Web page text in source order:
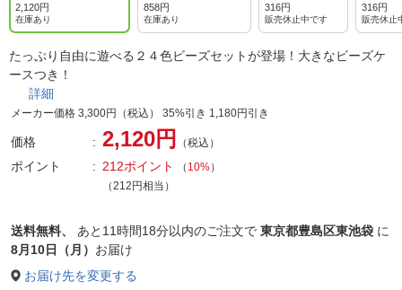
2,120円
在庫あり
858円
在庫あり
316円
販売休止中です
316円
販売休止
たっぷり自由に遊べる２４色ビーズセットが登場！大きなビーズケ
ースつき！
詳細
メーカー価格 3,300円（税込） 35%引き 1,180円引き
価格 2,120円 （税込）
ポイント 212ポイント （ 10%）
（212円相当）
送料無料、 あと 11時間18分以内のご注文で 東京都豊島区東池袋 に
8月10日（月） お届け
お届け先を変更する